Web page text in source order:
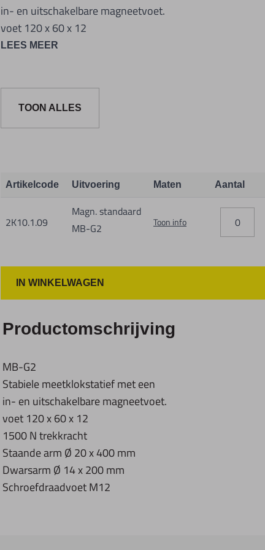
in- en uitschakelbare magneetvoet.
voet 120 x 60 x 12
1500 N trekkracht
LEES MEER
TOON ALLES
Artikelcode Uitvoering Maten Aantal
2K10.1.09
Magn. standaard
MB-G2
Toon info
IN WINKELWAGEN
Productomschrijving
MB-G2
Stabiele meetklokstatief met een
in- en uitschakelbare magneetvoet.
voet 120 x 60 x 12
1500 N trekkracht
Staande arm Ø 20 x 400 mm
Dwarsarm Ø 14 x 200 mm
Schroefdraadvoet M12